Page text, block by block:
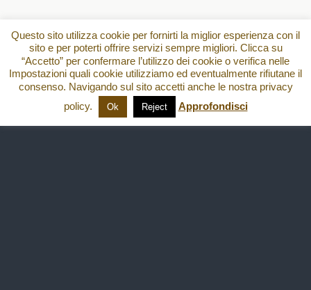
Questo sito utilizza cookie per fornirti la miglior esperienza con il
sito e per poterti offrire servizi sempre migliori. Clicca su
“Accetto” per confermare l’utilizzo dei cookie o verifica nelle
Impostazioni quali cookie utilizziamo ed eventualmente rifiutane il
consenso. Navigando sul sito accetti anche le nostra privacy
policy.
Ok Reject Approfondisci